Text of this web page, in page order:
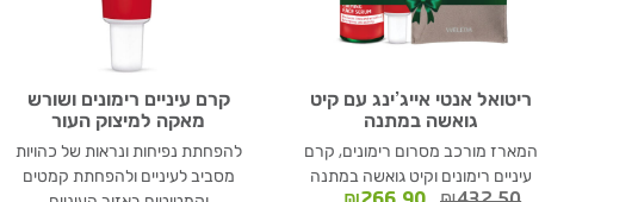
ריטואל אנטי אייג’ינג עם קיט
גואשה במתנה
המארז מורכב מסרום רימונים, קרם
עיניים רימונים וקיט גואשה במתנה
קרם עיניים רימונים ושורש
מאקה למיצוק העור
להפחתת נפיחות ונראות של כהויות
מסביב לעיניים ולהפחתת קמטים